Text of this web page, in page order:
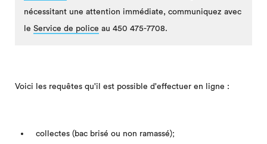
nécessitant une attention immédiate, communiquez avec
le Service de police au 450 475-7708.
Voici les requêtes qu'il est possible d'effectuer en ligne :
collectes (bac brisé ou non ramassé);